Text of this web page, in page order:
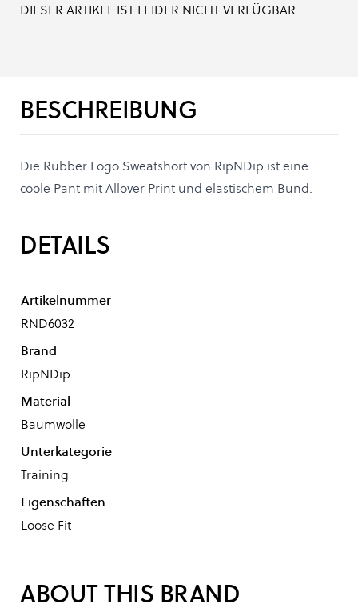
DIESER ARTIKEL IST LEIDER NICHT VERFÜGBAR
BESCHREIBUNG
Die Rubber Logo Sweatshort von RipNDip ist eine
coole Pant mit Allover Print und elastischem Bund.
DETAILS
Artikelnummer
RND6032
Brand
RipNDip
Material
Baumwolle
Unterkategorie
Training
Eigenschaften
Loose Fit
ABOUT THIS BRAND